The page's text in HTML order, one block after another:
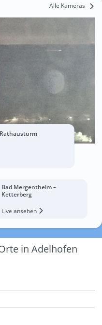
Alle Kameras
Bad Mergentheim –
Ketterberg
Live ansehen
in Adelhofen